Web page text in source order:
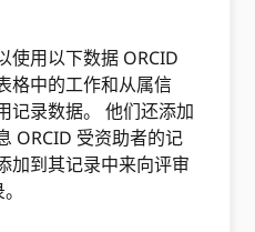
使用以下数据 ORCID
格中的工作和从属信
记录数据。 他们还添加
ORCID 受资助者的记
加到其记录中来向评审